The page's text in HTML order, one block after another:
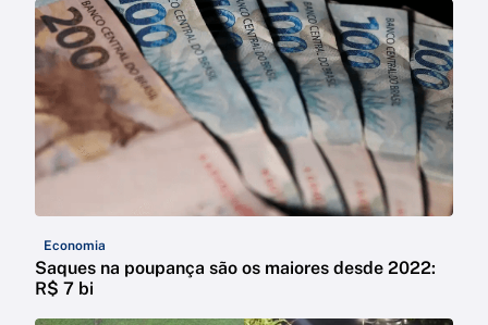
Economia
Saques na poupança são os maiores desde 2022:
R$ 7 bi